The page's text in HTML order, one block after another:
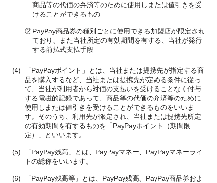
商品等の代価の弁済等のために使用しまたは値引きを受
けることができるもの
② PayPay商品券の種別ごとに使用できる加盟店が限定され
ており、また当社所定の有効期間を有する、当社が発行
する前払式支払手段
(4)
「PayPayポイント」とは、当社または提携先が指定する商
品を購入するなど、当社または提携先が定める条件に従っ
て、当社が利用者から対価の支払いを受けることなく付与
する電磁的記録であって、商品等の代価の弁済等のために
使用しまたは値引きを受けることができるものをいいま
す。そのうち、利用先が限定され、当社または提携先所定
の有効期間を有するものを「PayPayポイント（期間限
定）」といいます。
(5)
「PayPay残高」とは、PayPayマネー、PayPayマネーライ
トの総称をいいます。
(6)
「PayPay残高等」とは、PayPay残高、PayPay商品券およ